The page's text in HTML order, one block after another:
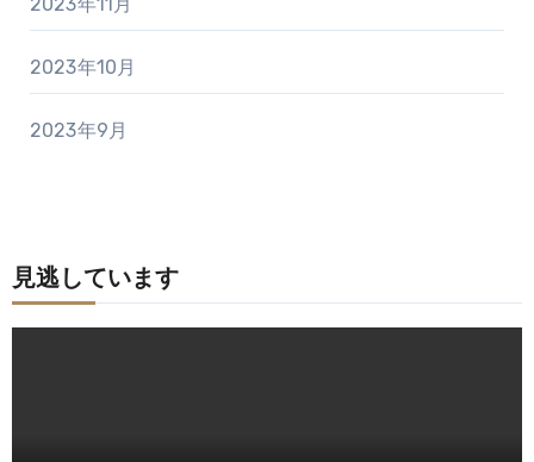
2023年10月
2023年9月
見逃しています